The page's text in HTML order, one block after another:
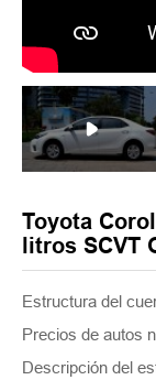
Toyota
litros SCVT
Estructura del
Precios de autos
Descripción del